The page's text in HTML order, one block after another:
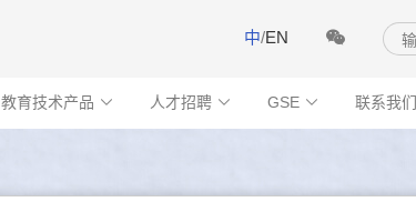
中/EN
教育技术产品  人才招聘  GSE  联系我们